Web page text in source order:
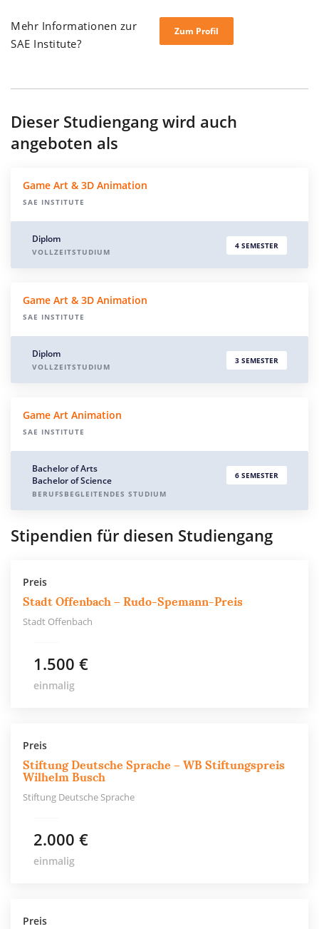
Mehr Informationen zur
SAE Institute?
Zum Profil
Dieser Studiengang wird auch
angeboten als
Game Art & 3D Animation
SAE INSTITUTE
Diplom
VOLLZEITSTUDIUM
4 SEMESTER
Game Art & 3D Animation
SAE INSTITUTE
Diplom
VOLLZEITSTUDIUM
3 SEMESTER
Game Art Animation
SAE INSTITUTE
Bachelor of Arts
Bachelor of Science
BERUFSBEGLEITENDES STUDIUM
6 SEMESTER
Stipendien für diesen Studiengang
Preis
Stadt Offenbach – Rudo-Spemann-Preis
Stadt Offenbach
1.500 €
einmalig
Preis
Stiftung Deutsche Sprache – WB Stiftungspreis
Wilhelm Busch
Stiftung Deutsche Sprache
2.000 €
einmalig
Preis